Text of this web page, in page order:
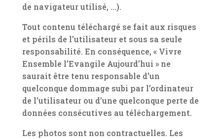
de navigateur utilisé, …).
Tout contenu téléchargé se fait aux risques
et périls de l’utilisateur et sous sa seule
responsabilité. En conséquence, « Vivre
Ensemble l’Evangile Aujourd’hui » ne
saurait être tenu responsable d’un
quelconque dommage subi par l’ordinateur
de l’utilisateur ou d’une quelconque perte de
données consécutives au téléchargement.
Les photos sont non contractuelles. Les